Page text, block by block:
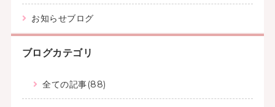
お知らせブログ
ブログカテゴリ
全ての記事(88)